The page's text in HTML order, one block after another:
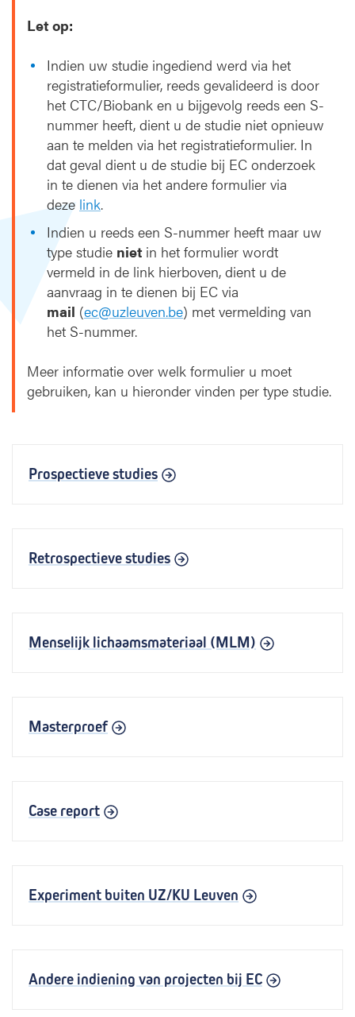
Let op:
Indien uw studie ingediend werd via het
registratieformulier, reeds gevalideerd is door
het CTC/Biobank en u bijgevolg reeds een S-
nummer heeft, dient u de studie niet opnieuw
aan te melden via het registratieformulier. In
dat geval dient u de studie bij EC onderzoek
in te dienen via het andere formulier via
deze link.
Indien u reeds een S-nummer heeft maar uw
type studie niet in het formulier wordt
vermeld in de link hierboven, dient u de
aanvraag in te dienen bij EC via
mail (ec@uzleuven.be) met vermelding van
het S-nummer.
Meer informatie over welk formulier u moet
gebruiken, kan u hieronder vinden per type studie.
Prospectieve studies
Retrospectieve studies
Menselijk lichaamsmateriaal (MLM)
Masterproef
Case report
Experiment buiten UZ/KU Leuven
Andere indiening van projecten bij EC